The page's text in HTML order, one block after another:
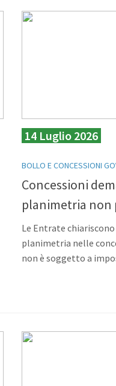
14 Luglio 2026
BOLLO E CONCESSIONI
Concessioni
planimetria non
Le Entrate chiariscono
planimetria nelle
non è soggetto a